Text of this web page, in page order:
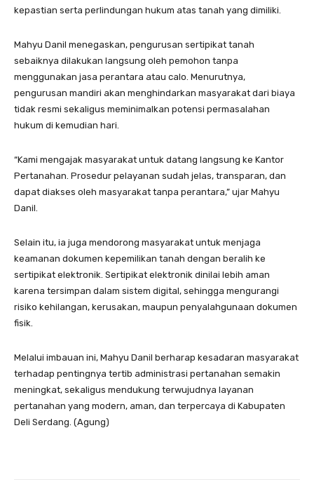
kepastian serta perlindungan hukum atas tanah yang dimiliki.
Mahyu Danil menegaskan, pengurusan sertipikat tanah
sebaiknya dilakukan langsung oleh pemohon tanpa
menggunakan jasa perantara atau calo. Menurutnya,
pengurusan mandiri akan menghindarkan masyarakat dari biaya
tidak resmi sekaligus meminimalkan potensi permasalahan
hukum di kemudian hari.
“Kami mengajak masyarakat untuk datang langsung ke Kantor
Pertanahan. Prosedur pelayanan sudah jelas, transparan, dan
dapat diakses oleh masyarakat tanpa perantara,” ujar Mahyu
Danil.
Selain itu, ia juga mendorong masyarakat untuk menjaga
keamanan dokumen kepemilikan tanah dengan beralih ke
sertipikat elektronik. Sertipikat elektronik dinilai lebih aman
karena tersimpan dalam sistem digital, sehingga mengurangi
risiko kehilangan, kerusakan, maupun penyalahgunaan dokumen
fisik.
Melalui imbauan ini, Mahyu Danil berharap kesadaran masyarakat
terhadap pentingnya tertib administrasi pertanahan semakin
meningkat, sekaligus mendukung terwujudnya layanan
pertanahan yang modern, aman, dan terpercaya di Kabupaten
Deli Serdang. (Agung)